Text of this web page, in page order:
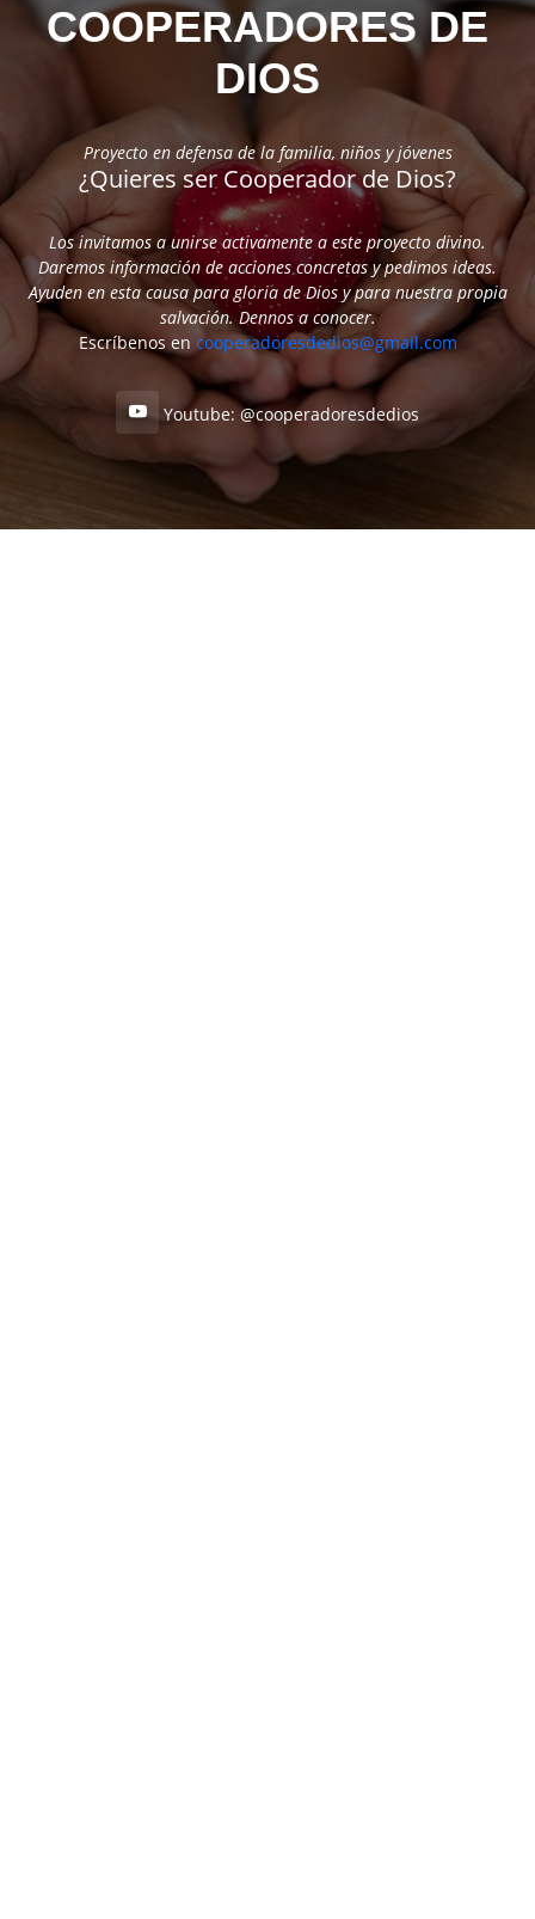
COOPERADORES DE
DIOS
Proyecto en defensa de la familia, niños y jóvenes
¿Quieres ser Cooperador de Dios?
Los invitamos a unirse activamente a este proyecto divino.
Daremos información de acciones concretas y pedimos ideas.
Ayuden en esta causa para gloria de Dios y para nuestra propia
salvación. Dennos a conocer.
Escríbenos en cooperadoresdedios@gmail.com
Youtube: @cooperadoresdedios